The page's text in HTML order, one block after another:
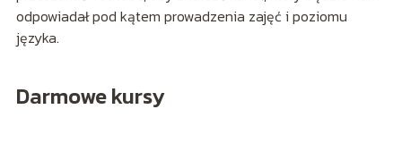
odpowiadał pod kątem prowadzenia zajęć i poziomu
języka.
Darmowe kursy